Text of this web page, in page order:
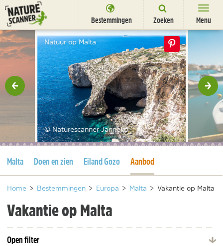
Ga
naar
content
Bestemmingen Zoeken Menu
Bestemmingen
Overnachten
Activiteiten
Natuurparken
Nieuwsbrief Uitgelicht
Natuur op Malta
© Naturescanner Janneke
Huidige pagina
Malta Doen en zien Eiland Gozo Huidige pagina
Aanbod
Home > Bestemmingen > Europa > Malta > Vakantie op Malta
Vakantie op Malta
Open filter